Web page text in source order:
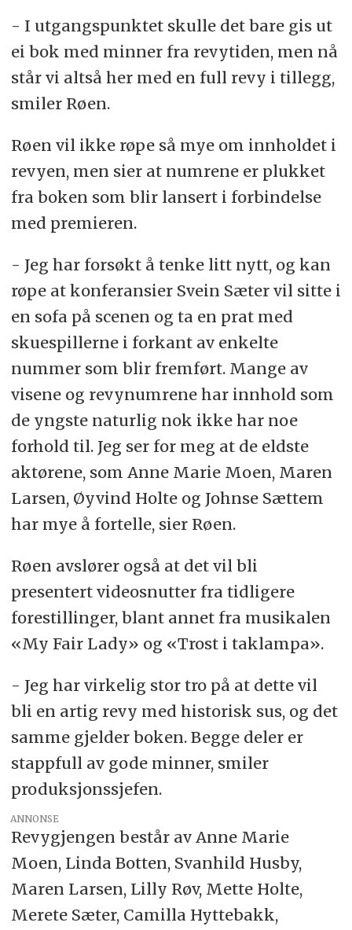
- I utgangspunktet skulle det bare gis ut
ei bok med minner fra revytiden, men nå
står vi altså her med en full revy i tillegg,
smiler Røen.
Røen vil ikke røpe så mye om innholdet i
revyen, men sier at numrene er plukket
fra boken som blir lansert i forbindelse
med premieren.
- Jeg har forsøkt å tenke litt nytt, og kan
røpe at konferansier Svein Sæter vil sitte i
en sofa på scenen og ta en prat med
skuespillerne i forkant av enkelte
nummer som blir fremført. Mange av
visene og revynumrene har innhold som
de yngste naturlig nok ikke har noe
forhold til. Jeg ser for meg at de eldste
aktørene, som Anne Marie Moen, Maren
Larsen, Øyvind Holte og Johnse Sættem
har mye å fortelle, sier Røen.
Røen avslører også at det vil bli
presentert videosnutter fra tidligere
forestillinger, blant annet fra musikalen
«My Fair Lady» og «Trost i taklampa».
- Jeg har virkelig stor tro på at dette vil
bli en artig revy med historisk sus, og det
samme gjelder boken. Begge deler er
stappfull av gode minner, smiler
produksjonssjefen.
ANNONSE
Revygjengen består av Anne Marie
Moen, Linda Botten, Svanhild Husby,
Maren Larsen, Lilly Røv, Mette Holte,
Merete Sæter, Camilla Hyttebakk,